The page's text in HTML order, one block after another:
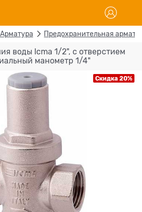
Арматура Предохранительная
воды Icma 1/2", с отверстием
манометр 1/4"
Скидка 20%